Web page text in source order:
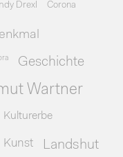
Drexl Corona
Geschichte
Wartner
Kulturerbe
Kunst Landshut